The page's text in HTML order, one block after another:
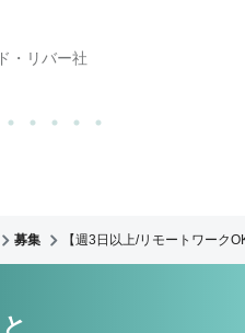
・リバー社
募集 【週3日以上/リモートワーク